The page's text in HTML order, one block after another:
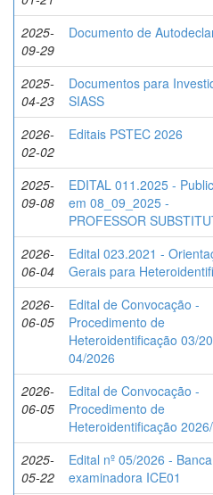
2025-
09-29
Documento de
2025-
04-23
Documentos para
SIASS
2026-
02-02
Editais PSTEC 2026
2025-
09-08
EDITAL 011.2025 -
em 08_09_2025 -
PROFESSOR
2026-
06-04
Edital 023.2021 -
Gerais para
2026-
06-05
Edital de Convocação -
Procedimento de
Heteroidentificação 03/
04/2026
2026-
06-05
Edital de Convocação -
Procedimento de
Heteroidentificação
2025-
05-22
Edital nº 05/2026 - Banca
examinadora ICE01